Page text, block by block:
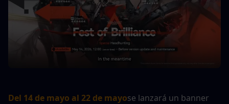
Del 14 de mayo al 22 de mayose lanzará un banner